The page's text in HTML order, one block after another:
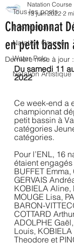
Tous les posts
Informations
Natation Course
Water Polo
Natation Artistique
Championnat
en petit bassin
Natation Course
13 juin 2022 2
Dernière mise à jour :
Du samedi 11
2022
Ce week-end a
championnat
petit bassin à
catégories
catégories.
Pour l’ENL, 16
étaient engagés
BUFFET
GERVAIS
KOBIELA Aline,
MOUGE Lisa,
BARON-
COTTARD
ADOLPHE
Louis,
Theodore et